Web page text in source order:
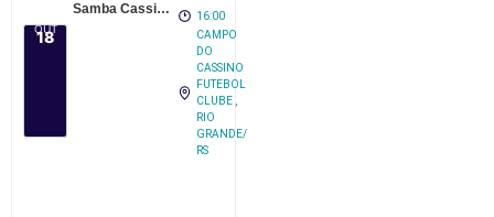
18
OUT
Samba Cassino com Menos é Mais e Pixote em Rio Grande
16:00
CAMPO
DO
CASSINO
FUTEBOL
CLUBE ,
RIO
GRANDE/
RS